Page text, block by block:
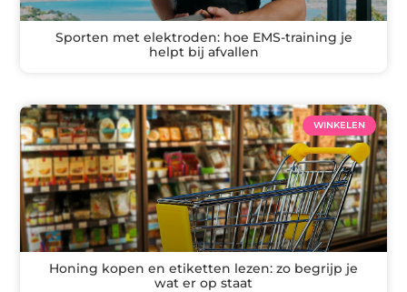
Sporten met elektroden: hoe EMS-training je
helpt bij afvallen
WINKELEN
Honing kopen en etiketten lezen: zo begrijp je
wat er op staat